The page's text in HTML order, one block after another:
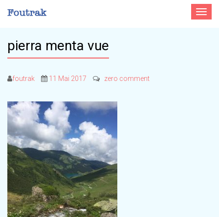
Toggle
pierra menta vue
foutrak 11 Mai 2017 zero comment